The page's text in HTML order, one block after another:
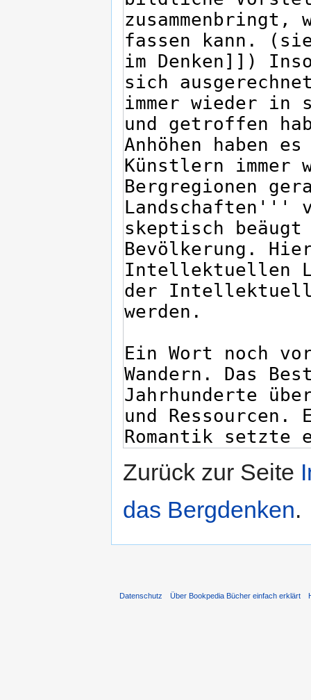
Zurück zur Seite
das Bergdenken.
Datenschutz Über Bookpedia Bücher einfach erklärt